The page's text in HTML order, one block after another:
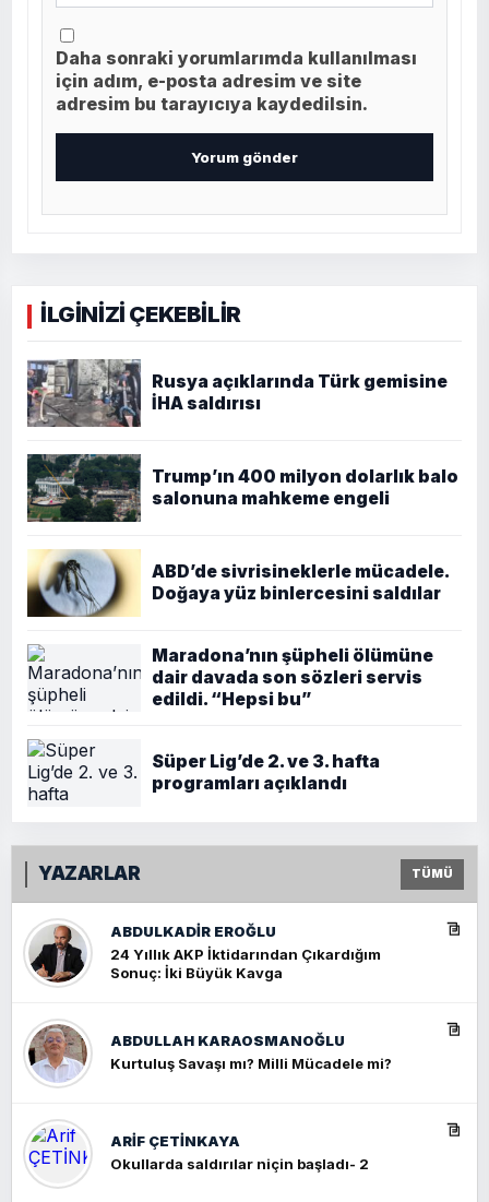
Daha sonraki yorumlarımda kullanılması
için adım, e-posta adresim ve site
adresim bu tarayıcıya kaydedilsin.
İLGİNİZİ ÇEKEBİLİR
Rusya açıklarında Türk gemisine
İHA saldırısı
Trump’ın 400 milyon dolarlık balo
salonuna mahkeme engeli
ABD’de sivrisineklerle mücadele.
Doğaya yüz binlercesini saldılar
Maradona’nın şüpheli ölümüne
dair davada son sözleri servis
edildi. “Hepsi bu”
Süper Lig’de 2. ve 3. hafta
programları açıklandı
YAZARLAR TÜMÜ
ABDULKADIR EROĞLU
24 Yıllık AKP İktidarından Çıkardığım
Sonuç: İki Büyük Kavga
ABDULLAH KARAOSMANOĞLU
Kurtuluş Savaşı mı? Milli Mücadele mi?
ARIF ÇETİNKAYA
Okullarda saldırılar niçin başladı- 2